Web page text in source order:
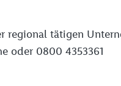
regional tätigen
oder 0800 4353361